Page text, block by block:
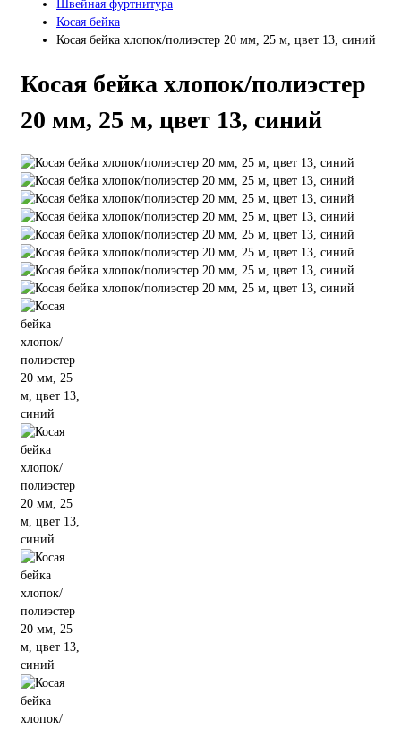
Швейная фуртнитура
Косая бейка
Косая бейка хлопок/полиэстер 20 мм, 25 м, цвет 13, синий
Косая бейка хлопок/полиэстер
20 мм, 25 м, цвет 13, синий